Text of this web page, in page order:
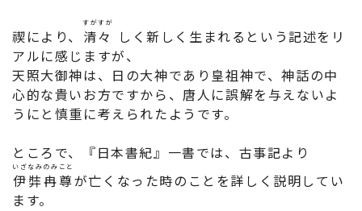
禊により、 清々
すがすが
しく新しく生まれるという記述をリ
アルに感じますが、
天照大御神は、日の大神であり皇祖神で、神話の中
心的な貴いお方ですから、唐人に誤解を与えないよ
うにと慎重に考えられたようです。
ところで、『日本書紀』一書では、古事記より
伊弉冉尊
いざなみのみこと
が亡くなった時のことを詳しく説明してい
ます。